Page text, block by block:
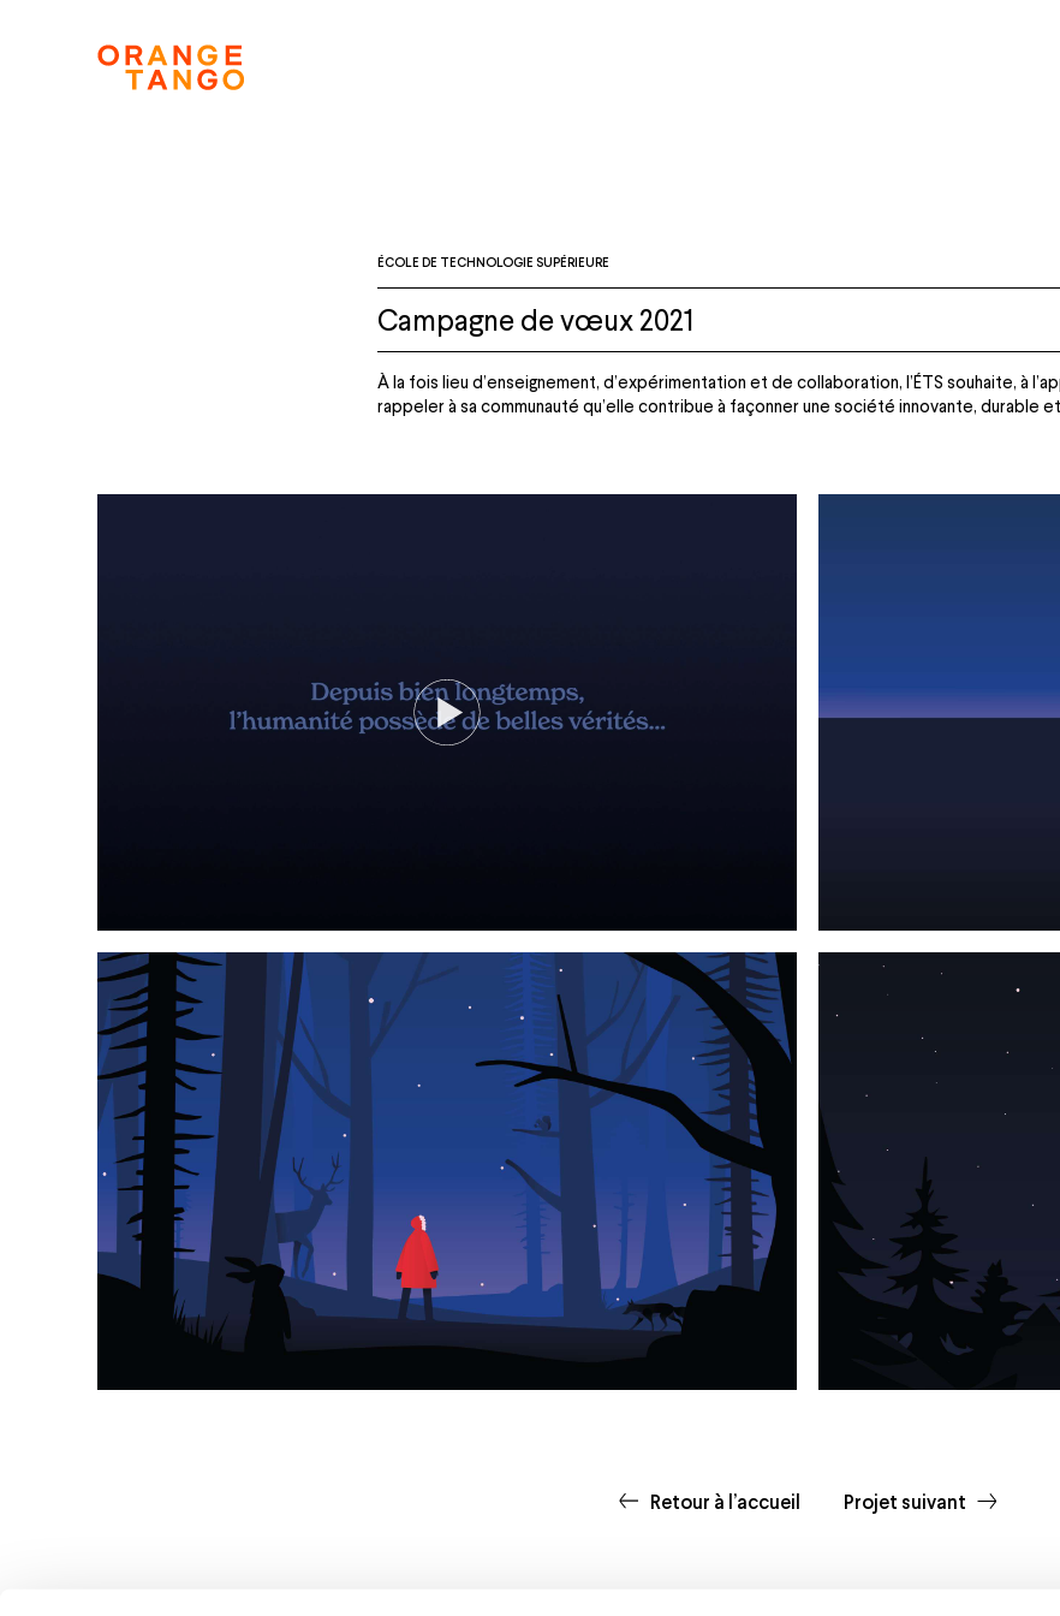
ÉCOLE DE TECHNOLOGIE SUPÉRIEURE
Campagne de vœux 2021
À la fois lieu d’enseignement, d’expérimentation et de collaboration, l’ÉTS souhaite, à
rappeler à sa communauté qu’elle contribue à façonner une société innovante, durable
Retour à l’accueil Projet suivant